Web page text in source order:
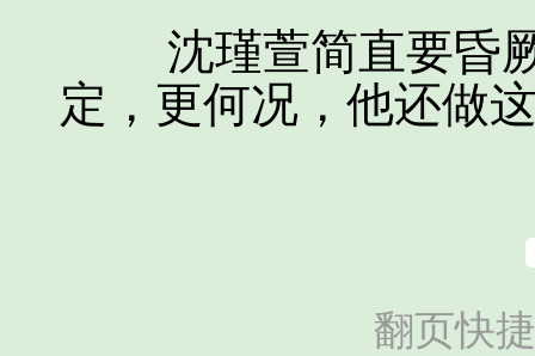
沈瑾萱简直要昏厥
定，更何况，他还做
翻页快